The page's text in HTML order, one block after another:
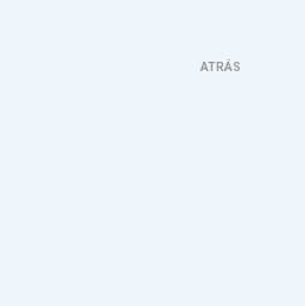
ATRÁS